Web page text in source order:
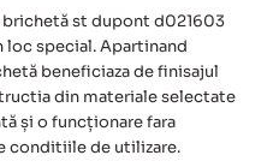
st dupont d021603
loc special. Apartinand
beneficiaza de finisajul
din materiale selectate
și o funcționare fara
conditiile de utilizare.